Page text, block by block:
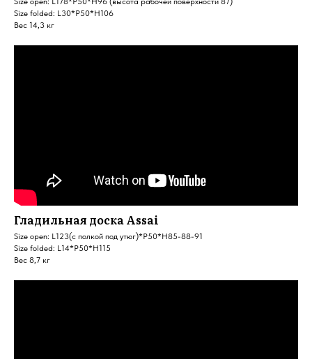
Size folded: L30*P50*H106
Вес 14,3 кг
Гладильная доска Assai
Size open: L123(с полкой под утюг)*P50*H85-88-91
Size folded: L14*P50*H115
Вес 8,7 кг